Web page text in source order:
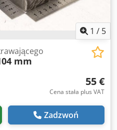
1 / 5
mm
55 €
Cena stała plus VAT
Zadzwoń